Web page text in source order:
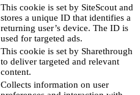
This cookie is set by SiteScout and
stores a unique ID that identifies a
returning user’s device. The ID is
used for targeted ads.
This cookie is set by Sharethrough
to deliver targeted and relevant
content.
Collects information on user